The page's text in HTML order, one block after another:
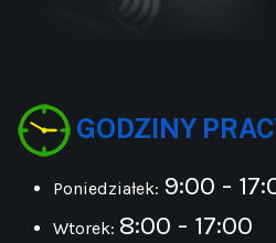
GODZINY
Poniedziałek: 9:00 -
Wtorek: 8:00 - 17:00